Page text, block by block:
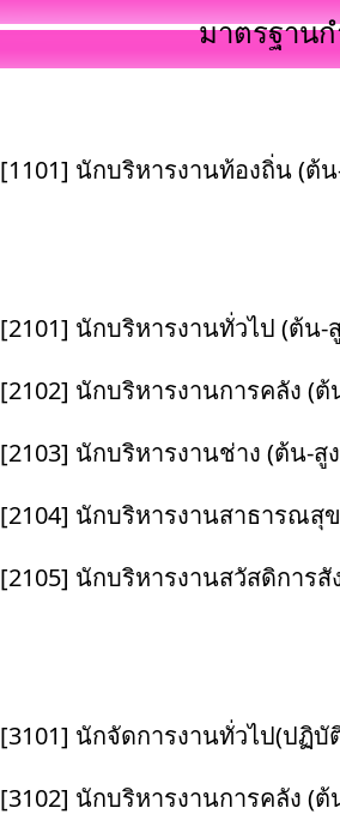
มาตรฐาน
[1101] นักบริหารงานท้องถิ่น (ต้น
[2101] นักบริหารงานทั่วไป (ต้น-
[2102] นักบริหารงานการคลัง (ต้
[2103] นักบริหารงานช่าง (ต้น-สู
[2104] นักบริหารงานสาธารณสุ
[2105] นักบริหารงานสวัสดิการสั
[3101] นักจัดการงานทั่วไป(ปฏิบั
[3102] นักบริหารงานการคลัง (ต้